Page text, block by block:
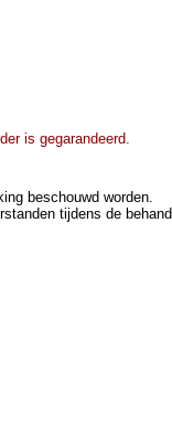
is gegarandeerd.
beschouwd worden.
tijdens de